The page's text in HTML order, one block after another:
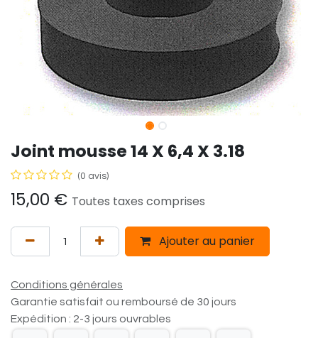
Joint mousse 14 X 6,4 X 3.18
(0 avis)
15,00 € Toutes taxes comprises
Ajouter au panier
Conditions générales
Garantie satisfait ou remboursé de 30 jours
Expédition : 2-3 jours ouvrables